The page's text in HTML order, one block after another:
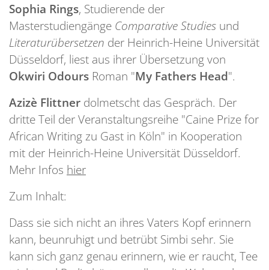
Sophia Rings, Studierende der
Masterstudiengänge Comparative Studies und
Literaturübersetzen der Heinrich-Heine Universität
Düsseldorf, liest aus ihrer Übersetzung von
Okwiri Odours Roman "My Fathers Head".
Azizè Flittner dolmetscht das Gespräch. Der
dritte Teil der Veranstaltungsreihe "Caine Prize for
African Writing zu Gast in Köln" in Kooperation
mit der Heinrich-Heine Universität Düsseldorf.
Mehr Infos hier
Zum Inhalt:
Dass sie sich nicht an ihres Vaters Kopf erinnern
kann, beunruhigt und betrübt Simbi sehr. Sie
kann sich ganz genau erinnern, wie er raucht, Tee